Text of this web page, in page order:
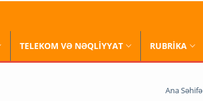
TELEKOM VƏ NƏQLİYYAT RUBRİKA
Ana Səhifə